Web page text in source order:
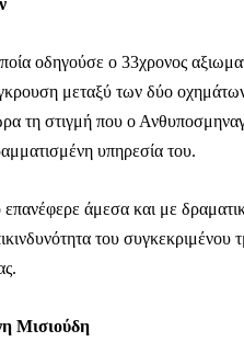
οδηγούσε ο 33χρονος
μεταξύ των δύο
τη στιγμή που ο
υπηρεσία του.
άμεσα και με
του συγκεκριμένου
Μισιούδη